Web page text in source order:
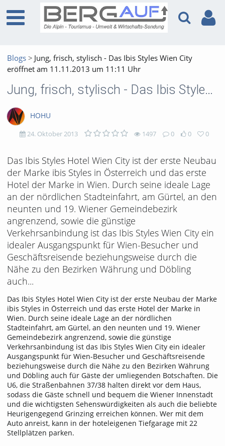
Blogs
Jung, frisch, stylisch - Das Ibis Styles Wien City
eröffnet am 11.11.2013 um 11:11 Uhr
Jung, frisch, stylisch - Das Ibis Styles Wien City eröffnet am 11.11.2013 um 11:11 Uhr
HOHU
24. Oktober 2013 1497
1497
views
0
Kommentare
0
likes
0
favorites
Das Ibis Styles Hotel Wien City ist der erste Neubau
der Marke ibis Styles in Österreich und das erste
Hotel der Marke in Wien. Durch seine ideale Lage
an der nördlichen Stadteinfahrt, am Gürtel, an den
neunten und 19. Wiener Gemeindebezirk
angrenzend, sowie die günstige
Verkehrsanbindung ist das Ibis Styles Wien City ein
idealer Ausgangspunkt für Wien-Besucher und
Geschäftsreisende beziehungsweise durch die
Nähe zu den Bezirken Währung und Döbling
auch...
Das Ibis Styles Hotel Wien City ist der erste Neubau der Marke
ibis Styles in Österreich und das erste Hotel der Marke in
Wien. Durch seine ideale Lage an der nördlichen
Stadteinfahrt, am Gürtel, an den neunten und 19. Wiener
Gemeindebezirk angrenzend, sowie die günstige
Verkehrsanbindung ist das Ibis Styles Wien City ein idealer
Ausgangspunkt für Wien-Besucher und Geschäftsreisende
beziehungsweise durch die Nähe zu den Bezirken Währung
und Döbling auch für Gäste der umliegenden Botschaften. Die
U6, die Straßenbahnen 37/38 halten direkt vor dem Haus,
sodass die Gäste schnell und bequem die Wiener Innenstadt
und die wichtigsten Sehenswürdigkeiten als auch die beliebte
Heurigengegend Grinzing erreichen können. Wer mit dem
Auto anreist, kann in der hoteleigenen Tiefgarage mit 22
Stellplätzen parken.